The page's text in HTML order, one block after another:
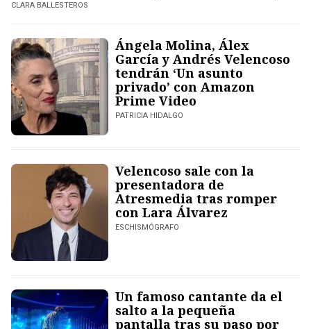
CLARA BALLESTEROS
Ángela Molina, Álex
García y Andrés Velencoso
tendrán ‘Un asunto
privado’ con Amazon
Prime Video
PATRICIA HIDALGO
Velencoso sale con la
presentadora de
Atresmedia tras romper
con Lara Álvarez
ESCHISMÓGRAFO
Un famoso cantante da el
salto a la pequeña
pantalla tras su paso por